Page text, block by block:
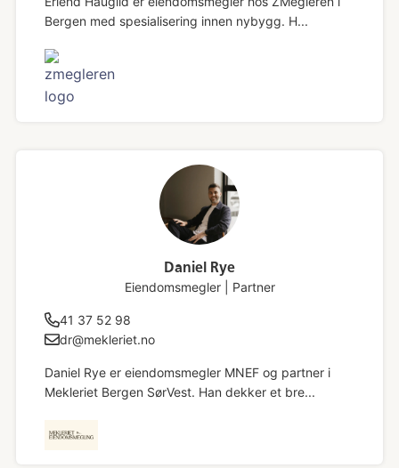
Bergen med spesialisering innen nybygg. H...
Daniel Rye
Eiendomsmegler | Partner
41 37 52 98
dr@mekleriet.no
Daniel Rye er eiendomsmegler MNEF og partner i
Mekleriet Bergen SørVest. Han dekker et bre...